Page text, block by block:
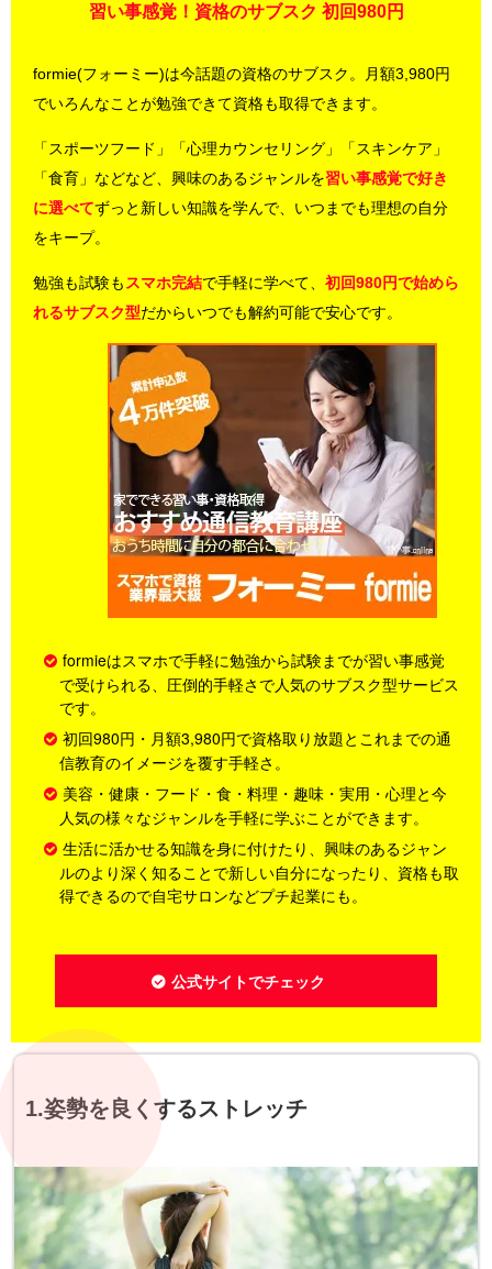
習い事感覚！資格のサブスク 初回980円
formie(フォーミー)は今話題の資格のサブスク。月額3,980円
でいろんなことが勉強できて資格も取得できます。
「スポーツフード」「心理カウンセリング」「スキンケア」
「食育」などなど、興味のあるジャンルを習い事感覚で好き
に選べてずっと新しい知識を学んで、いつまでも理想の自分
をキープ。
勉強も試験も スマホ完結で手軽に学べて、 初回980円で始めら
れるサブスク型だからいつでも解約可能で安心です。
formieはスマホで手軽に勉強から試験までが習い事感覚
で受けられる、圧倒的手軽さで人気のサブスク型サービス
です。
初回980円・月額3,980円で資格取り放題とこれまでの通
信教育のイメージを覆す手軽さ。
美容・健康・フード・食・料理・趣味・実用・心理と今
人気の様々なジャンルを手軽に学ぶことができます。
生活に活かせる知識を身に付けたり、興味のあるジャン
ルのより深く知ることで新しい自分になったり、資格も取
得できるので自宅サロンなどプチ起業にも。
公式サイトでチェック
1.姿勢を良くするストレッチ